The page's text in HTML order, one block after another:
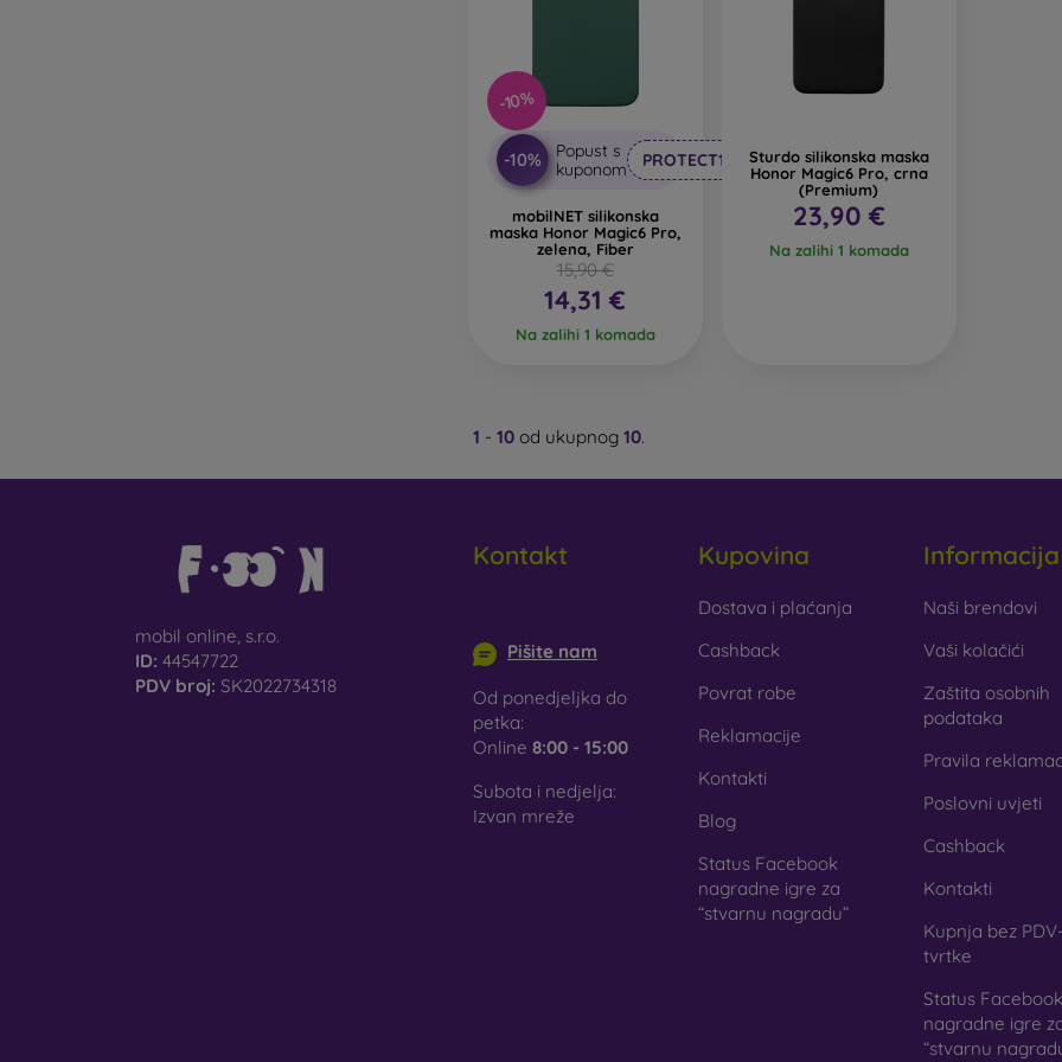
-10%
-10%
Popust s
kuponom
PROTECT10
mobilNET silikonska
maska Honor Magic6 Pro,
zelena, Fiber
15,90 €
14,31 €
Na zalihi 1 komada
Sturdo silikonska maska
Honor Magic6 Pro, crna
(Premium)
23,90 €
Na zalihi 1 komada
1 - 10 od ukupnog 10.
mobil online, s.r.o.
ID: 44547722
PDV broj: SK2022734318
Kontakt
Pišite nam
Od ponedjeljka do
petka:
Online 8:00 - 15:00
Subota i nedjelja:
Izvan mreže
Kupovina
Dostava i plaćanja
Cashback
Povrat robe
Reklamacije
Kontakti
Blog
Status Facebook
nagradne igre za
“stvarnu nagradu”
Informacija
Naši brendovi
Vaši kolačići
Zaštita osobnih
podataka
Pravila
Poslovni uvjeti
Cashback
Kontakti
Kupnja bez
tvrtke
Status Facebook
nagradne igre
“stvarnu